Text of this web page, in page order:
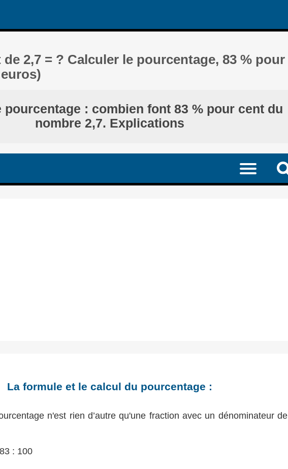
2,7 = ? Calculer le pourcentage, 83 % pour
pourcentage : combien font 83 % pour cent du
nombre 2,7. Explications
La formule et le calcul du pourcentage :
n'est rien d’autre qu'une fraction avec un dénominateur de
: 100